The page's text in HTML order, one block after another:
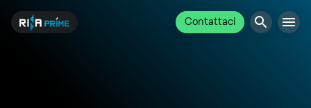
Contattaci